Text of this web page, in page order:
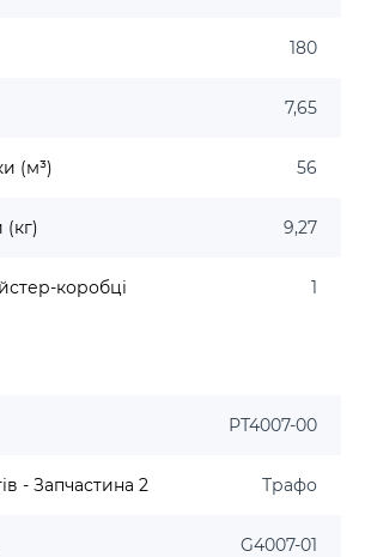
180
7,65
(м³) 56
(кг) 9,27
коробці 1
РТ4007-00
- Запчастина 2 Трафо
G4007-01